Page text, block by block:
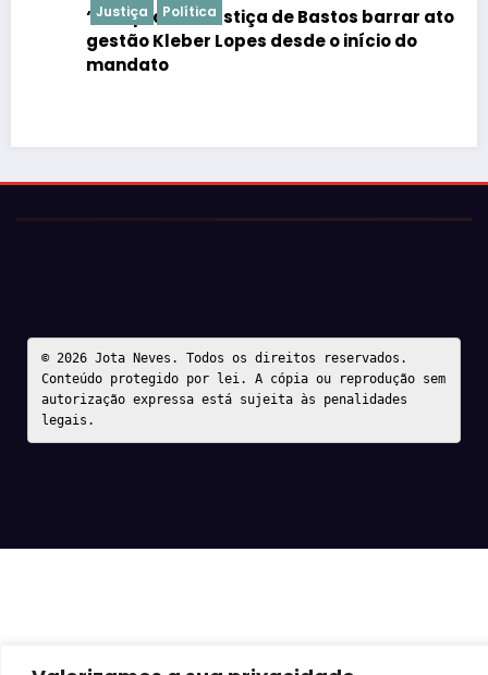
Justiça Política
“É de praxe”: Justiça de Bastos barrar atos da
gestão Kleber Lopes desde o início do
mandato
© 2026 Jota Neves. Todos os direitos reservados.
Conteúdo protegido por lei. A cópia ou reprodução sem
autorização expressa está sujeita às penalidades
legais.